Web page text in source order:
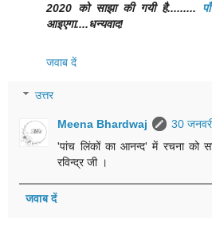
2020 को साझा की गयी है.........
आइएगा....धन्यवाद!
जवाब दें
उत्तर
Meena Bhardwaj
30
'पांच लिंकों का आनन्द' में रचना को
रविन्द्र जी ।
जवाब दें